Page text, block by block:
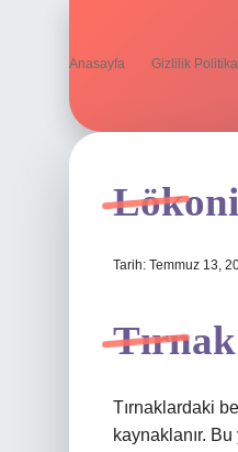
Anasayfa Gizlilik
Tarih: Temmuz 13,
Tırnaklardaki
kaynaklanır.